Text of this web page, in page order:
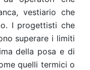
vestiario che
I progettisti che
superare i limiti
della posa e di
quelli termici o